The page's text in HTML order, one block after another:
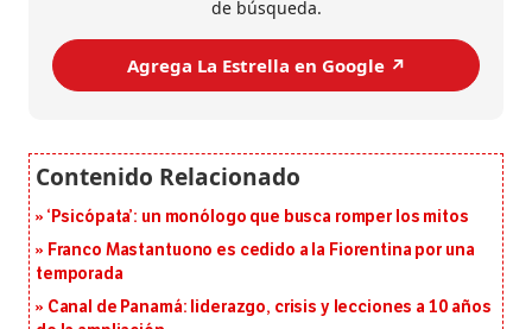
de búsqueda.
Agrega La Estrella en Google ↗️
‘Psicópata’: un monólogo que busca romper los mitos
Franco Mastantuono es cedido a la Fiorentina por una
temporada
Canal de Panamá: liderazgo, crisis y lecciones a 10 años